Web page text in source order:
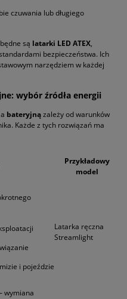
czuwania lub długiego
są latarki LED ATEX,
bezpieczeństwa. Ich
narzędziem w każdej
wybór źródła energii
a bateryjnązależy od warunków
Każde z tych rozwiązań ma
Przykładowy
model
i pojeździe
Latarka ręczna
Streamlight
wymiana